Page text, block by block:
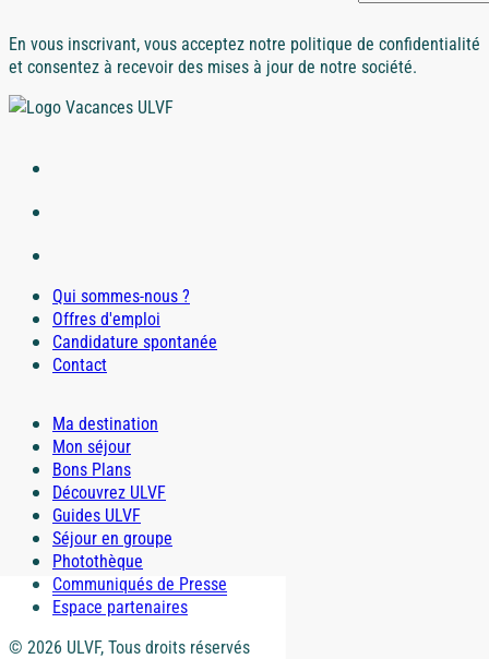
En vous inscrivant, vous acceptez notre politique de confidentialité
et consentez à recevoir des mises à jour de notre société.
Qui sommes-nous ?
Offres d'emploi
Candidature spontanée
Contact
Ma destination
Mon séjour
Bons Plans
Découvrez ULVF
Guides ULVF
Séjour en groupe
Photothèque
Communiqués de Presse
Espace partenaires
© 2026 ULVF, Tous droits réservés